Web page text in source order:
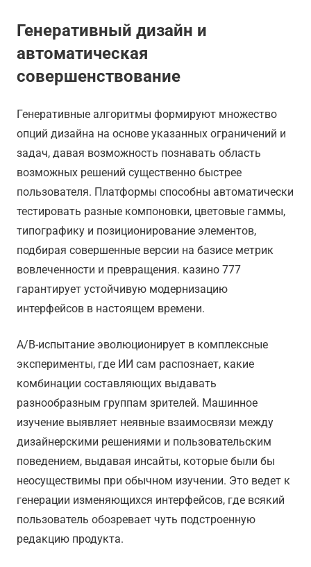
Генеративный дизайн и
автоматическая
совершенствование
Генеративные алгоритмы формируют множество
опций дизайна на основе указанных ограничений и
задач, давая возможность познавать область
возможных решений существенно быстрее
пользователя. Платформы способны автоматически
тестировать разные компоновки, цветовые гаммы,
типографику и позиционирование элементов,
подбирая совершенные версии на базисе метрик
вовлеченности и превращения. казино 777
гарантирует устойчивую модернизацию
интерфейсов в настоящем времени.
A/B-испытание эволюционирует в комплексные
эксперименты, где ИИ сам распознает, какие
комбинации составляющих выдавать
разнообразным группам зрителей. Машинное
изучение выявляет неявные взаимосвязи между
дизайнерскими решениями и пользовательским
поведением, выдавая инсайты, которые были бы
неосуществимы при обычном изучении. Это ведет к
генерации изменяющихся интерфейсов, где всякий
пользователь обозревает чуть подстроенную
редакцию продукта.